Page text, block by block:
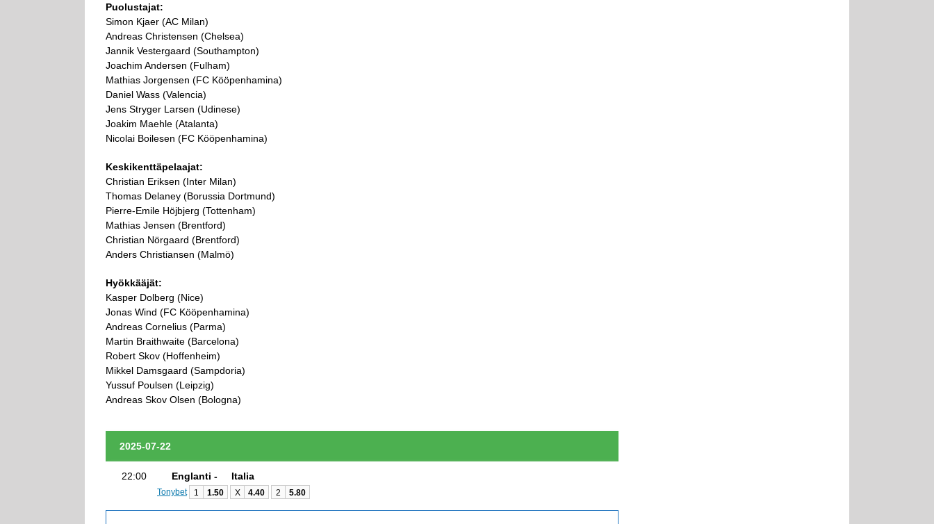
Puolustajat:
Simon Kjaer (AC Milan)
Andreas Christensen (Chelsea)
Jannik Vestergaard (Southampton)
Joachim Andersen (Fulham)
Mathias Jorgensen (FC Kööpenhamina)
Daniel Wass (Valencia)
Jens Stryger Larsen (Udinese)
Joakim Maehle (Atalanta)
Nicolai Boilesen (FC Kööpenhamina)
Keskikenttäpelaajat:
Christian Eriksen (Inter Milan)
Thomas Delaney (Borussia Dortmund)
Pierre-Emile Höjbjerg (Tottenham)
Mathias Jensen (Brentford)
Christian Nörgaard (Brentford)
Anders Christiansen (Malmö)
Hyökkääjät:
Kasper Dolberg (Nice)
Jonas Wind (FC Kööpenhamina)
Andreas Cornelius (Parma)
Martin Braithwaite (Barcelona)
Robert Skov (Hoffenheim)
Mikkel Damsgaard (Sampdoria)
Yussuf Poulsen (Leipzig)
Andreas Skov Olsen (Bologna)
2025-07-22
22:00 Englanti - Italia
Tonybet 1 1.50 X 4.40 2 5.80